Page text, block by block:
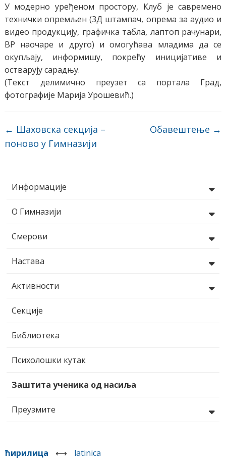
Информације
О Гимназији
Смерови
Настава
Активности
Секције
Библиотека
Психолошки кутак
Заштита ученика од насиља
Преузмите
У модерно уређеном простору, Клуб је савремено
технички опремљен (3Д штампач, опрема за аудио и
видео продукцију, графичка табла, лаптоп рачунари,
ВР наочаре и друго) и омогућава младима да се
окупљају, информишу, покрећу иницијативе и
остварују сарадњу.
(Текст делимично преузет са портала Град,
фотографије Марија Урошевић.)
← Шаховска секција –
поново у Гимназији
Обавештење →
ћирилица ⟷ latinica